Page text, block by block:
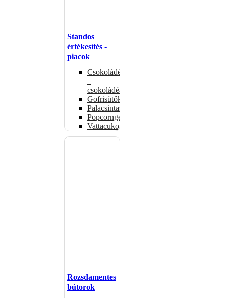
Standos
értékesítés -
piacok
Csokoládémelegítők
–
csokoládéadagolók
Gofrisütők
Palacsintasütők
Popcorngépek
Vattacukorgép
Rozsdamentes
bútorok